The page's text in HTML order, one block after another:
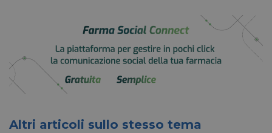
Altri articoli sullo stesso tema